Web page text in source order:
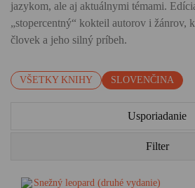
jazykom, ale aj aktuálnymi témami.
„stopercentný“ kokteil autorov i žánrov,
človek a jeho silný príbeh.
VŠETKY KNIHY SLOVENČINA
Usporiadanie
Filter